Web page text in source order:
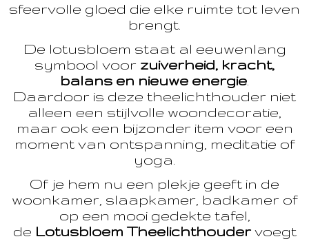
sfeervolle gloed die elke ruimte tot leven
brengt.
De lotusbloem staat al eeuwenlang
symbool voor zuiverheid, kracht,
balans en nieuwe energie
Daardoor is deze theelichthouder niet
alleen een stijlvolle woondecoratie,
maar ook een bijzonder item voor een
moment van ontspanning, meditatie of
yoga.
Of je hem nu een plekje geeft in de
woonkamer, slaapkamer, badkamer of
op een mooi gedekte tafel,
de Lotusbloem Theelichthoudervoegt